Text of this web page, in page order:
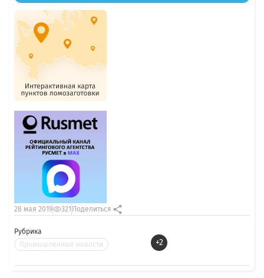
Рубрика
Промышленные новости
+2
28 мая 2019 321 Поделиться